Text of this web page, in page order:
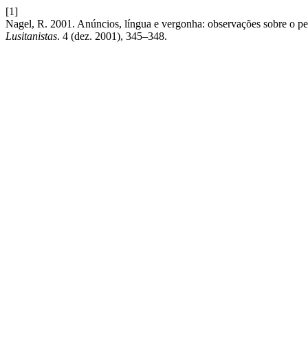
[1]
Nagel, R. 2001. Anúncios, língua e vergonha: observações sobre o
Lusitanistas. 4 (dez. 2001), 345–348.